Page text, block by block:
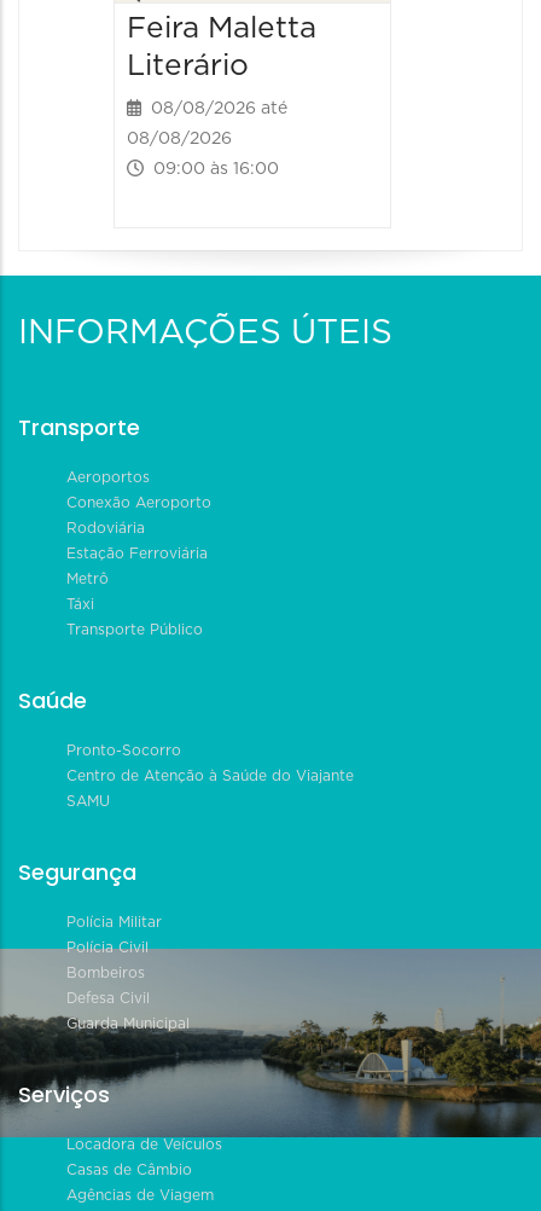
Feira Maletta
Literário
08/08/2026 até
08/08/2026
09:00 às 16:00
INFORMAÇÕES ÚTEIS
Transporte
Aeroportos
Conexão Aeroporto
Rodoviária
Estação Ferroviária
Metrô
Táxi
Transporte Público
Saúde
Pronto-Socorro
Centro de Atenção à Saúde do Viajante
SAMU
Segurança
Polícia Militar
Polícia Civil
Bombeiros
Defesa Civil
Guarda Municipal
Serviços
Locadora de Veículos
Casas de Câmbio
Agências de Viagem